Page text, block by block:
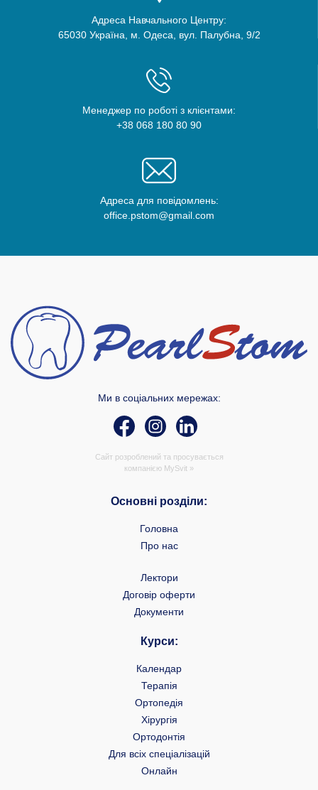
Адреса Навчального Центру:
65030 Україна, м. Одеса, вул. Палубна, 9/2
Менеджер по роботі з клієнтами:
+38 068 180 80 90
Адреса для повідомлень:
office.pstom@gmail.com
Ми в соціальних мережах:
Сайт розроблений та просувається
компанією MySvit »
Основні розділи:
Головна
Про нас
Лектори
Договір оферти
Документи
Курси:
Календар
Терапія
Ортопедія
Хірургія
Ортодонтія
Для всіх спеціалізацій
Онлайн